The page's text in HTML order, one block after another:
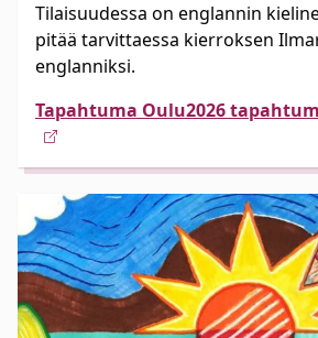
Tilaisuudessa on englannin
pitää tarvittaessa kierroksen
englanniksi.
Tapahtuma Oulu2026